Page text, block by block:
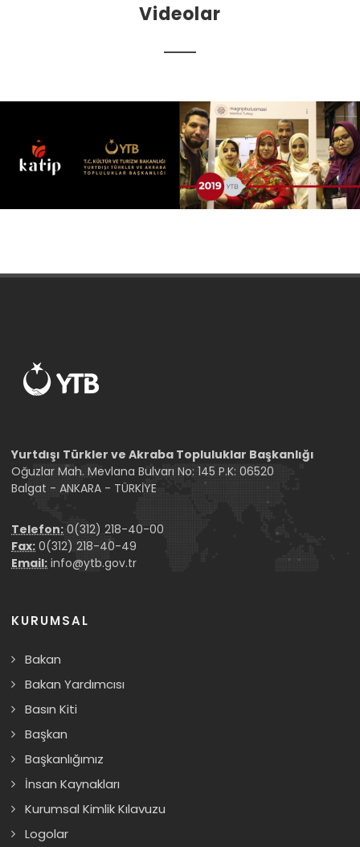
Videolar
Yurtdışı Türkler ve Akraba Topluluklar Başkanlığı
Oğuzlar Mah. Mevlana Bulvarı No: 145 P.K: 06520
Balgat - ANKARA - TÜRKİYE
Telefon: 0(312) 218-40-00
Fax: 0(312) 218-40-49
Email: info@ytb.gov.tr
KURUMSAL
Bakan
Bakan Yardımcısı
Basın Kiti
Başkan
Başkanlığımız
İnsan Kaynakları
Kurumsal Kimlik Kılavuzu
Logolar